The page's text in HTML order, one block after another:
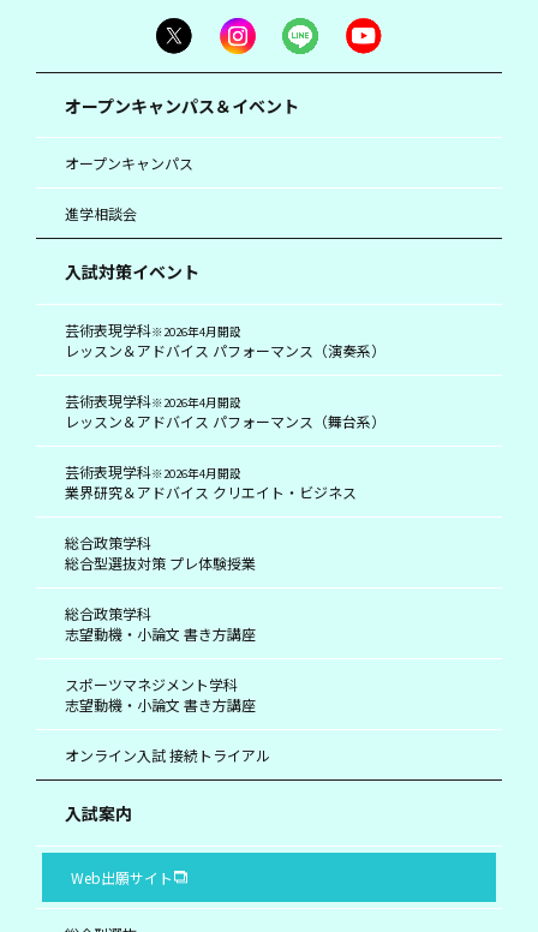
オープンキャンパス＆イベント
オープンキャンパス
進学相談会
入試対策イベント
芸術表現学科※2026年4月開設
レッスン＆アドバイス パフォーマンス（演奏系）
芸術表現学科※2026年4月開設
レッスン＆アドバイス パフォーマンス（舞台系）
芸術表現学科※2026年4月開設
業界研究＆アドバイス クリエイト・ビジネス
総合政策学科
総合型選抜対策 プレ体験授業
総合政策学科
志望動機・小論文 書き方講座
スポーツマネジメント学科
志望動機・小論文 書き方講座
オンライン入試 接続トライアル
入試案内
Web出願サイト